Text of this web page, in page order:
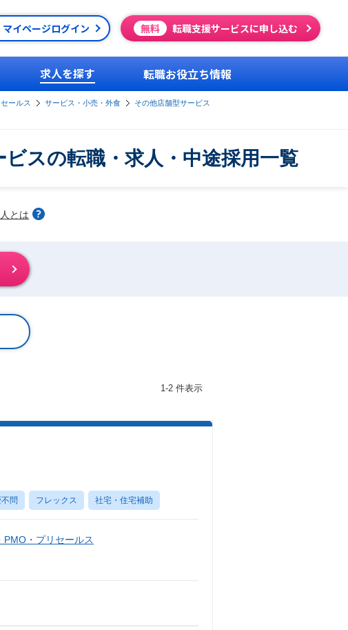
マイページログイン 無料 転職支援サービスに申し込む
求人を探す 転職お役立ち情報
ールス サービス・小売・外食
その他店舗型サービス
スの転職・求人・中途採用一覧
とは
1-2 件表示
問 フレックス 社宅・住宅補助
PMO・プリセールス